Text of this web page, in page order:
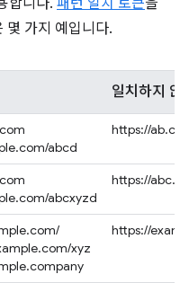
합니다. 패턴 일치 토큰을
몇 가지 예입니다.
일치하지 않
abcd
https://
abcxyzd
https://
xyz
https://